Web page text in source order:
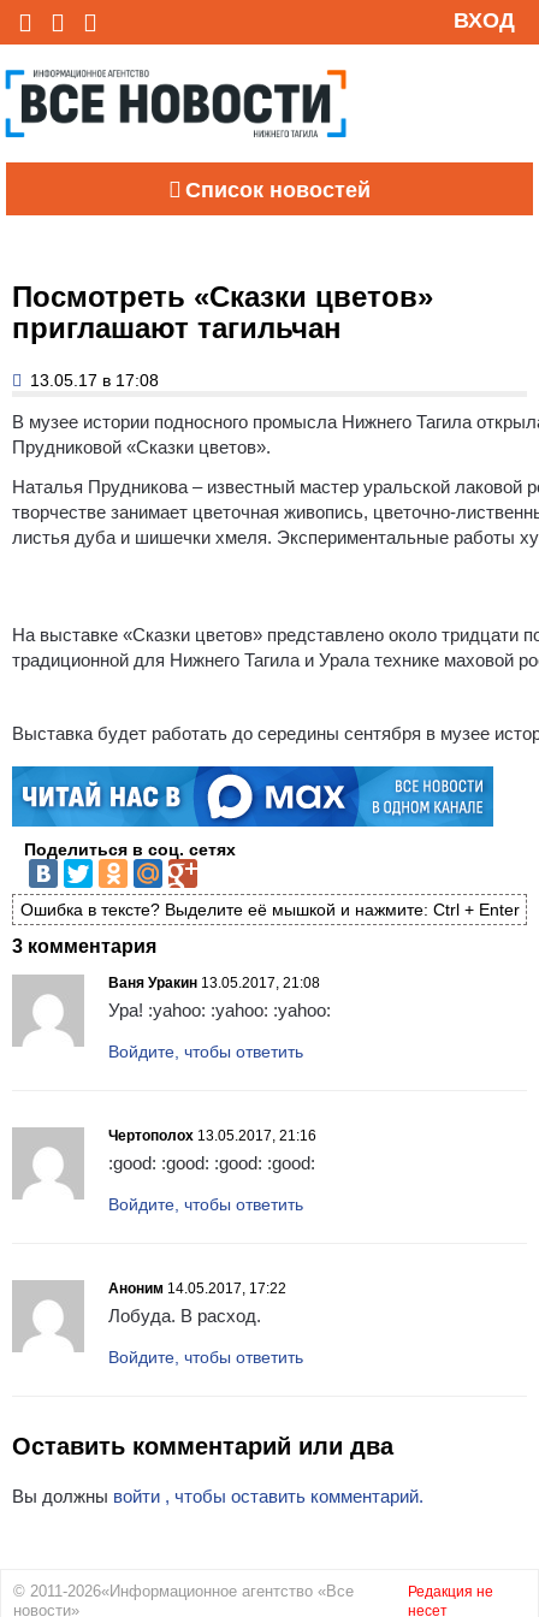
ВХОД
Список новостей
Посмотреть «Сказки цветов»
приглашают тагильчан
13.05.17 в 17:08
В музее истории подносного промысла Нижнего Тагила
Прудниковой «Сказки цветов».
Наталья Прудникова – известный мастер уральской лаковой
творчестве занимает цветочная живопись, цветочно-
листья дуба и шишечки хмеля. Экспериментальные работы
На выставке «Сказки цветов» представлено около
традиционной для Нижнего Тагила и Урала технике маховой
Выставка будет работать до середины сентября в музее
Поделиться в соц. сетях
Ошибка в тексте? Выделите её мышкой и нажмите: Ctrl + Enter
3 комментария
Ваня Уракин 13.05.2017, 21:08
Ура! :yahoo: :yahoo: :yahoo:
Войдите, чтобы ответить
Чертополох 13.05.2017, 21:16
:good: :good: :good: :good:
Войдите, чтобы ответить
Аноним 14.05.2017, 17:22
Лобуда. В расход.
Войдите, чтобы ответить
Оставить комментарий или два
Вы должны войти , чтобы оставить комментарий.
© 2011-2026«Информационное агентство «Все
новости»
Редакция не
несет